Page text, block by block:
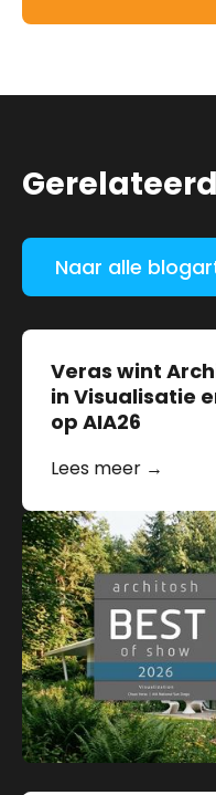
Naar alle
Veras wint
in Visualisatie
op AIA26
Lees meer →